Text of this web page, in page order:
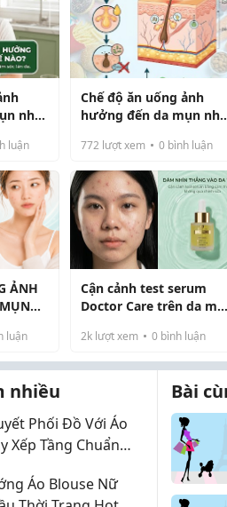
như
luận
Chế độ ăn uống ảnh
hưởng đến da mụn
772 lượt xem 0 bình luận
ẢNH
luận
Cận cảnh test serum
Doctor Care trên da mụn
không app)
2k lượt xem 0 bình luận
nhiều
Phối Đồ Với Áo
Xếp Tầng Chuẩn
Và Nổi Bật
Áo Blouse Nữ
Bài